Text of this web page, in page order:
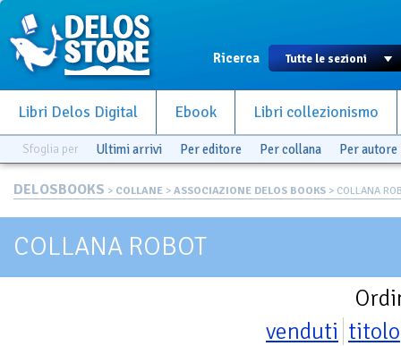
Ricerca
Libri Delos Digital Ebook Libri collezionismo
Sfoglia per Ultimi arrivi Per editore Per collana Per autore
DELOSBOOKS > COLLANE > ASSOCIAZIONE DELOS BOOKS > COLLANA
COLLANA ROBOT
venduti titolo